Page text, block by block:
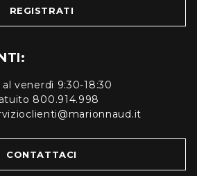
REGISTRATI
venerdì 9:30-18:30
800.914.998
CONTATTACI